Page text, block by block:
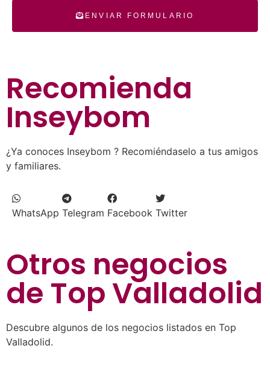
ENVIAR FORMULARIO
Recomienda
Inseybom
¿Ya conoces Inseybom ? Recomiéndaselo a tus amigos
y familiares.
WhatsApp Telegram Facebook Twitter
Otros negocios
de Top Valladolid
Descubre algunos de los negocios listados en Top
Valladolid.